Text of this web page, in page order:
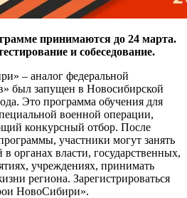
принимаются до 24 марта.
и собеседование.
– аналог федеральной
был запущен в Новосибирской
Это программа обучения для
военной операции,
конкурсный отбор. После
участники могут занять
органах власти, государственных,
учреждениях, принимать
региона. Зарегистрироваться
НовоСибири».